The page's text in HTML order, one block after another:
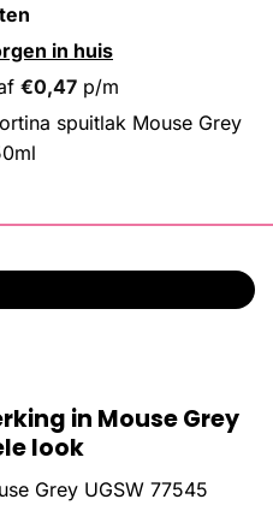
in huis
€0,47 p/m
spuitlak Mouse Grey
in Mouse Grey
look
Grey UGSW 77545